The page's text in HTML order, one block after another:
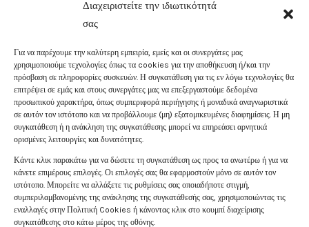
Διαχειριστείτε την ιδιωτικότητά
σας
Για να παρέχουμε την καλύτερη εμπειρία, εμείς και οι συνεργάτες μας
χρησιμοποιούμε τεχνολογίες όπως τα cookies για την αποθήκευση ή/και την
πρόσβαση σε πληροφορίες συσκευών. Η συγκατάθεση για τις εν λόγω τεχνολογίες θα
επιτρέψει σε εμάς και στους συνεργάτες μας να επεξεργαστούμε δεδομένα
προσωπικού χαρακτήρα, όπως συμπεριφορά περιήγησης ή μοναδικά αναγνωριστικά
σε αυτόν τον ιστότοπο και να προβάλλουμε (μη) εξατομικευμένες διαφημίσεις. Η μη
συγκατάθεση ή η ανάκληση της συγκατάθεσης μπορεί να επηρεάσει αρνητικά
ορισμένες λειτουργίες και δυνατότητες.
Κάντε κλικ παρακάτω για να δώσετε τη συγκατάθεση ως προς τα ανωτέρω ή για να
κάνετε επιμέρους επιλογές. Οι επιλογές σας θα εφαρμοστούν μόνο σε αυτόν τον
ιστότοπο. Μπορείτε να αλλάξετε τις ρυθμίσεις σας οποιαδήποτε στιγμή,
συμπεριλαμβανομένης της ανάκλησης της συγκατάθεσής σας, χρησιμοποιώντας τις
εναλλαγές στην Πολιτική Cookies ή κάνοντας κλικ στο κουμπί διαχείρισης
συγκατάθεσης στο κάτω μέρος της οθόνης.
ΑΝΔΡΙΚΌ FESTINA
ΜΕ ΑΤΣΆΛΙΝΟ
ΜΠΡΑΣΕΛΈ F20678/3
ΑΝΔΡΙΚΌ FESTINA
ΜΕ ΑΤΣΆΛΙΝΟ